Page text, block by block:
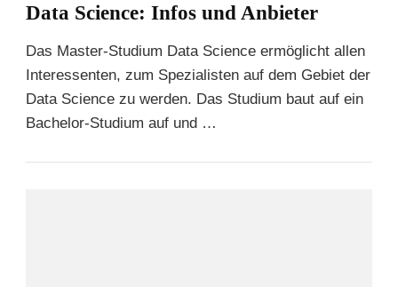
Data Science: Infos und Anbieter
Das Master-Studium Data Science ermöglicht allen
Interessenten, zum Spezialisten auf dem Gebiet der
Data Science zu werden. Das Studium baut auf ein
Bachelor-Studium auf und …